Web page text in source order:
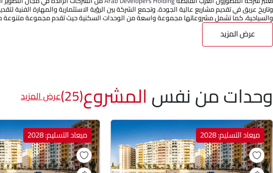
وتاريخ عريق في تقديم مشاريع عالية الجودة. وتجمع الشركة بين الرؤية الاستثمارية والمهارة الفنية
والسياحية، كما تشمل مشروعاتها مجموعة واسعة من الوحدات السكنية حيث تقدم مجموعة متنوعة
عرض المزيد
وحدات من نفسالمشروع(25) عرض المزيد
ميعاد التسليم: 2028 ميعاد التسليم: 2028